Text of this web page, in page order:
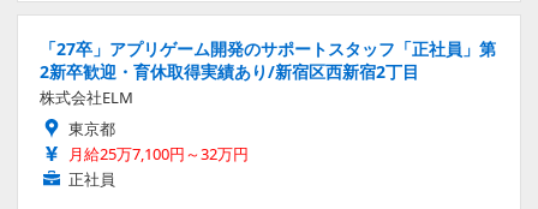
「27卒」アプリゲーム開発のサポートスタッフ「正社員」第
2新卒歓迎・育休取得実績あり/新宿区西新宿2丁目
株式会社ELM
東京都
月給25万7,100円～32万円
正社員